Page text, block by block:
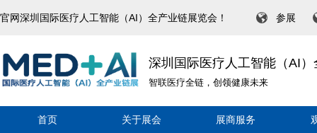
官网深圳国际医疗人工智能（AI）全产业链展览会！ 参展
深圳国际医疗人工智能（AI
智联医疗全链，创领健康未来
首页 关于展会 展商服务